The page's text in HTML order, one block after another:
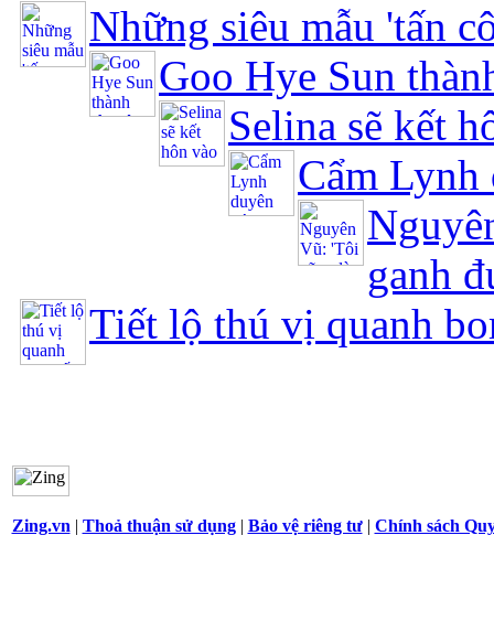
Những siêu mẫu 'tấn
Goo Hye Sun
Selina sẽ kết
Cẩm Lynh
ganh
Tiết lộ thú vị quanh
Zing.vn | Thoả thuận sử dụng| Bảo vệ riêng tư| Chính sách